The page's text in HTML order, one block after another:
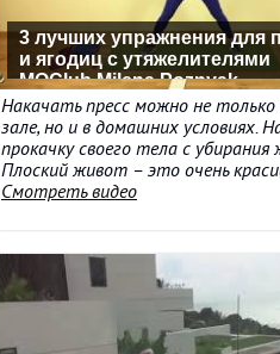
3 лучших упражнения для
и ягодиц с утяжелителями
MOClub Milena Poznyak
Накачать пресс можно не
зале, но и в домашних условиях.
прокачку своего тела с
Плоский живот – это очень
Смотреть видео